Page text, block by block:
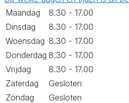
Maandag
8.30 - 17.00
Dinsdag
8.30 - 17.00
Woensdag 8.30 - 17.00
Donderdag 8.30 - 17.00
Vrijdag
8.30 - 17.00
Zaterdag
Gesloten
Zondag
Gesloten